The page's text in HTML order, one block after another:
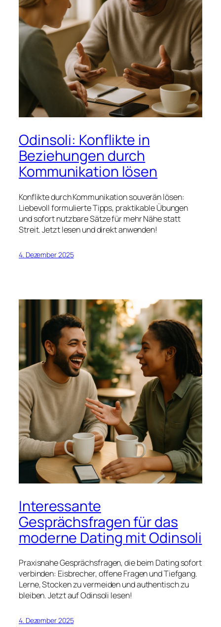
Odinsoli: Konflikte in
Beziehungen durch
Kommunikation lösen
Konflikte durch Kommunikation souverän lösen:
Liebevoll formulierte Tipps, praktikable Übungen
und sofort nutzbare Sätze für mehr Nähe statt
Streit. Jetzt lesen und direkt anwenden!
4. Dezember 2025
Interessante
Gesprächsfragen für das
moderne Dating mit Odinsoli
Praxisnahe Gesprächsfragen, die beim Dating sofort
verbinden: Eisbrecher, offene Fragen und Tiefgang.
Lerne, Stocken zu vermeiden und authentisch zu
bleiben. Jetzt auf Odinsoli lesen!
4. Dezember 2025